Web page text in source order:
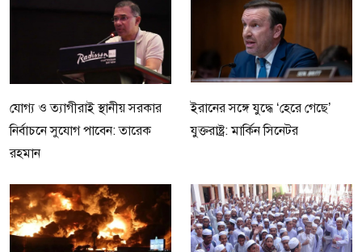
যোগ্য ও ত্যাগীরাই স্থানীয় সরকার
নির্বাচনে সুযোগ পাবেন: তারেক
রহমান
ইরানের সঙ্গে যুদ্ধে ‘হেরে গেছে’
যুক্তরাষ্ট্র: মার্কিন সিনেটর